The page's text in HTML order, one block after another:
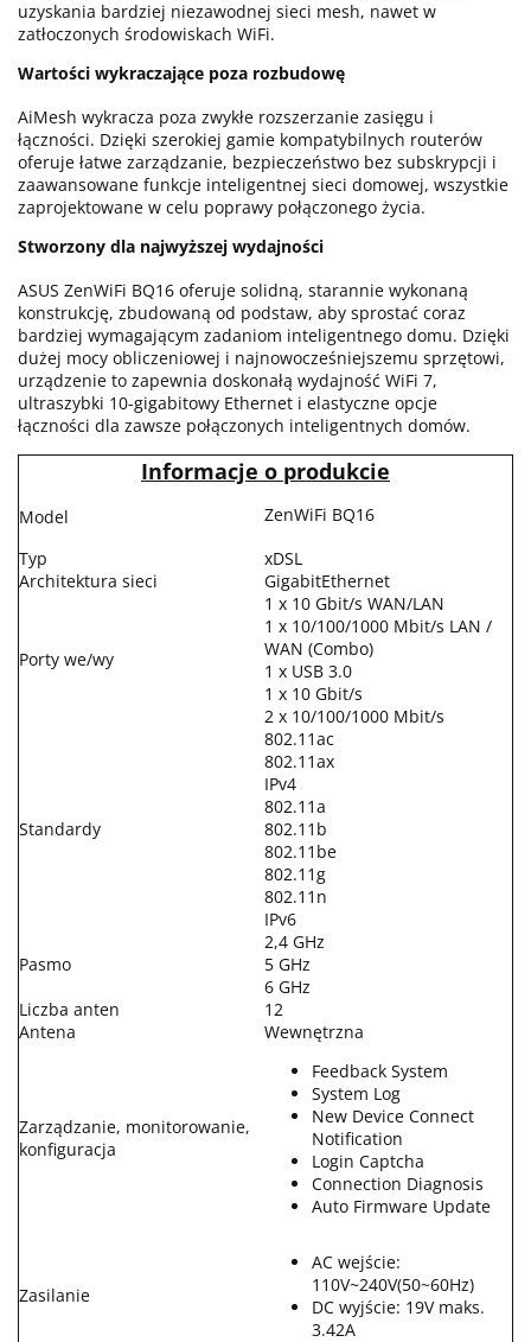
uzyskania bardziej niezawodnej sieci mesh, nawet w
zatłoczonych środowiskach WiFi.
Wartości wykraczające poza rozbudowę
AiMesh wykracza poza zwykłe rozszerzanie zasięgu i
łączności. Dzięki szerokiej gamie kompatybilnych routerów
oferuje łatwe zarządzanie, bezpieczeństwo bez subskrypcji i
zaawansowane funkcje inteligentnej sieci domowej, wszystkie
zaprojektowane w celu poprawy połączonego życia.
Stworzony dla najwyższej wydajności
ASUS ZenWiFi BQ16 oferuje solidną, starannie wykonaną
konstrukcję, zbudowaną od podstaw, aby sprostać coraz
bardziej wymagającym zadaniom inteligentnego domu. Dzięki
dużej mocy obliczeniowej i najnowocześniejszemu sprzętowi,
urządzenie to zapewnia doskonałą wydajność WiFi 7,
ultraszybki 10-gigabitowy Ethernet i elastyczne opcje
łączności dla zawsze połączonych inteligentnych domów.
Informacje o produkcie
Model
ZenWiFi BQ16
Typ
xDSL
Architektura sieci
GigabitEthernet
Porty we/wy
1 x 10 Gbit/s WAN/LAN
1 x 10/100/1000 Mbit/s LAN /
WAN (Combo)
1 x USB 3.0
1 x 10 Gbit/s
2 x 10/100/1000 Mbit/s
Standardy
802.11ac
802.11ax
IPv4
802.11a
802.11b
802.11be
802.11g
802.11n
IPv6
Pasmo
2,4 GHz
5 GHz
6 GHz
Liczba anten
12
Antena
Wewnętrzna
Zarządzanie, monitorowanie,
konfiguracja
Feedback System
System Log
New Device Connect
Notification
Login Captcha
Connection Diagnosis
Auto Firmware Update
Zasilanie
AC wejście:
110V~240V(50~60Hz)
DC wyjście: 19V maks.
3.42A